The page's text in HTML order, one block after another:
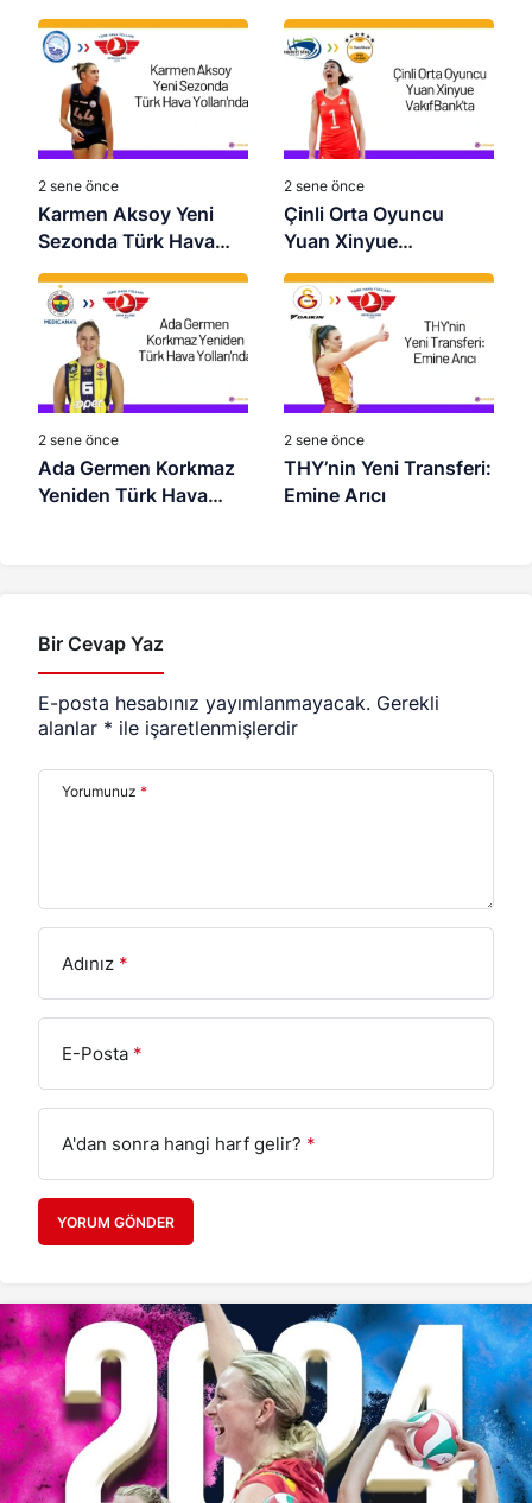
Belediyespor’da
Cannet’te
2 sene önce
Karmen Aksoy Yeni
Sezonda Türk Hava
Yolları’nda
2 sene önce
Çinli Orta Oyuncu
Yuan Xinyue
VakıfBank’ta
2 sene önce
Ada Germen Korkmaz
Yeniden Türk Hava
2 sene önce
THY’nin Yeni Transferi:
Emine Arıcı
Bir Cevap Yaz
E-posta hesabınız yayımlanmayacak. Gerekli
alanlar * ile işaretlenmişlerdir
Yorumunuz *
Adınız *
E-Posta *
A'dan sonra hangi harf gelir? *
YORUM GÖNDER